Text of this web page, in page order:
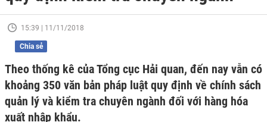
15:39 | 11/11/2018
Chia sẻ
Theo thống kê của Tổng cục Hải quan, đến nay vẫn có
khoảng 350 văn bản pháp luật quy định về chính sách
quản lý và kiểm tra chuyên ngành đối với hàng hóa
xuất nhập khẩu.